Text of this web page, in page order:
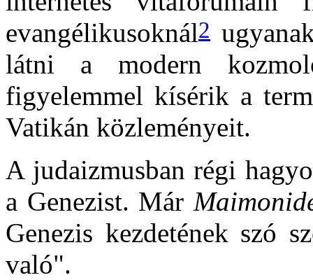
evangélikusoknál2
látni a modern
figyelemmel kísérik a
Vatikán közleményeit.
A judaizmusban régi
a Genezist. Már
Genezis kezdetének szó
való".